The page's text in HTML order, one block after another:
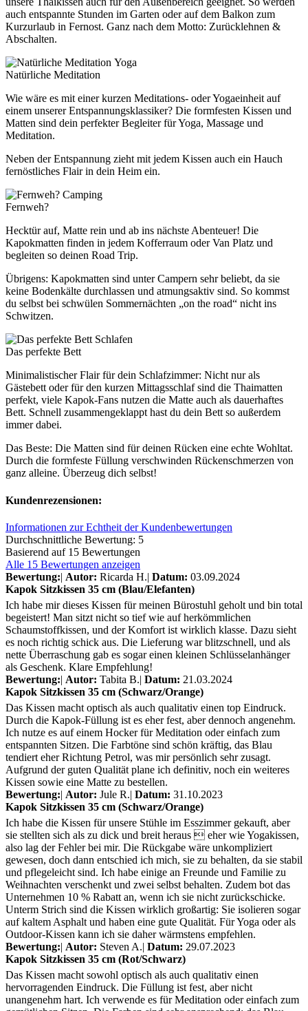
auch entspannte Stunden im Garten oder auf dem Balkon zum
Kurzurlaub in Fernost. Ganz nach dem Motto: Zurücklehnen &
Abschalten.
Yoga
Natürliche Meditation
Wie wäre es mit einer kurzen Meditations- oder Yogaeinheit auf
einem unserer Entspannungsklassiker? Die formfesten Kissen und
Matten sind dein perfekter Begleiter für Yoga, Massage und
Meditation.
Neben der Entspannung zieht mit jedem Kissen auch ein Hauch
fernöstliches Flair in dein Heim ein.
Camping
Fernweh?
Hecktür auf, Matte rein und ab ins nächste Abenteuer! Die
Kapokmatten finden in jedem Kofferraum oder Van Platz und
begleiten so deinen Road Trip.
Übrigens: Kapokmatten sind unter Campern sehr beliebt, da sie
keine Bodenkälte durchlassen und atmungsaktiv sind. So kommst
du selbst bei schwülen Sommernächten „on the road“ nicht ins
Schwitzen.
Schlafen
Das perfekte Bett
Minimalistischer Flair für dein Schlafzimmer: Nicht nur als
Gästebett oder für den kurzen Mittagsschlaf sind die Thaimatten
perfekt, viele Kapok-Fans nutzen die Matte auch als dauerhaftes
Bett. Schnell zusammengeklappt hast du dein Bett so außerdem
immer dabei.
Das Beste: Die Matten sind für deinen Rücken eine echte Wohltat.
Durch die formfeste Füllung verschwinden Rückenschmerzen von
ganz alleine. Überzeug dich selbst!
Kundenrezensionen:
Informationen zur Echtheit der Kundenbewertungen
Durchschnittliche Bewertung: 5
Basierend auf 15 Bewertungen
Alle 15 Bewertungen anzeigen
Bewertung:| Autor: Ricarda H.| Datum: 03.09.2024
Kapok Sitzkissen 35 cm (Blau/Elefanten)
Ich habe mir dieses Kissen für meinen Bürostuhl geholt und bin total
begeistert! Man sitzt nicht so tief wie auf herkömmlichen
Schaumstoffkissen, und der Komfort ist wirklich klasse. Dazu sieht
es noch richtig schick aus. Die Lieferung war blitzschnell, und als
nette Überraschung gab es sogar einen kleinen Schlüsselanhänger
als Geschenk. Klare Empfehlung!
Bewertung:| Autor: Tabita B.| Datum: 21.03.2024
Kapok Sitzkissen 35 cm (Schwarz/Orange)
Das Kissen macht optisch als auch qualitativ einen top Eindruck.
Durch die Kapok-Füllung ist es eher fest, aber dennoch angenehm.
Ich nutze es auf einem Hocker für Meditation oder einfach zum
entspannten Sitzen. Die Farbtöne sind schön kräftig, das Blau
tendiert eher Richtung Petrol, was mir persönlich sehr zusagt.
Aufgrund der guten Qualität plane ich definitiv, noch ein weiteres
Kissen sowie eine Matte zu bestellen.
Bewertung:| Autor: Jule R.| Datum: 31.10.2023
Kapok Sitzkissen 35 cm (Schwarz/Orange)
Ich habe die Kissen für unsere Stühle im Esszimmer gekauft, aber
sie stellten sich als zu dick und breit heraus  eher wie Yogakissen,
also lag der Fehler bei mir. Die Rückgabe wäre unkompliziert
gewesen, doch dann entschied ich mich, sie zu behalten, da sie stabil
und pflegeleicht sind. Ich habe einige an Freunde und Familie zu
Weihnachten verschenkt und zwei selbst behalten. Zudem bot das
Unternehmen 10 % Rabatt an, wenn ich sie nicht zurückschicke.
Unterm Strich sind die Kissen wirklich großartig: Sie isolieren sogar
auf kaltem Asphalt und haben eine gute Qualität. Für Yoga oder als
Outdoor-Kissen kann ich sie daher wärmstens empfehlen.
Bewertung:| Autor: Steven A.| Datum: 29.07.2023
Kapok Sitzkissen 35 cm (Rot/Schwarz)
Das Kissen macht sowohl optisch als auch qualitativ einen
hervorragenden Eindruck. Die Füllung ist fest, aber nicht
unangenehm hart. Ich verwende es für Meditation oder einfach zum